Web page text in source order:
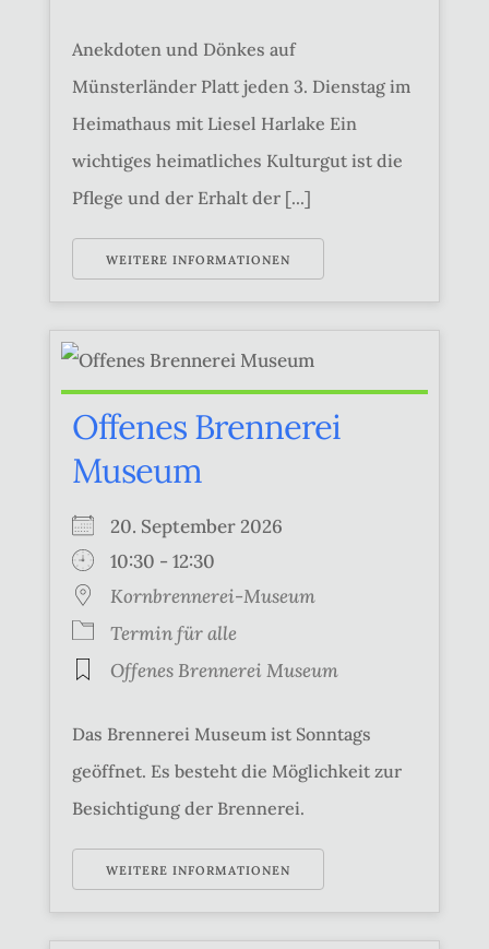
Anekdoten und Dönkes auf
Münsterländer Platt jeden 3. Dienstag im
Heimathaus mit Liesel Harlake Ein
wichtiges heimatliches Kulturgut ist die
Pflege und der Erhalt der [...]
WEITERE INFORMATIONEN
Offenes Brennerei
Museum
20. September 2026
10:30 - 12:30
Kornbrennerei-Museum
Termin für alle
Offenes Brennerei Museum
Das Brennerei Museum ist Sonntags
geöffnet. Es besteht die Möglichkeit zur
Besichtigung der Brennerei.
WEITERE INFORMATIONEN